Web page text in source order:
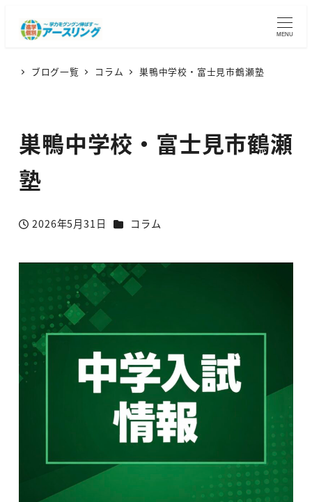
MENU
ブログ一覧 コラム 巣鴨中学校・富士見市鶴瀬塾
巣鴨中学校・富士見市鶴瀬
塾
投稿日
2026年5月31日 カテゴリー
コラム